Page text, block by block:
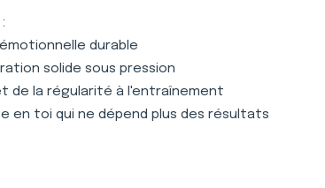
durable
solide sous pression
de la régularité à l'entraînement
en toi qui ne dépend plus des résultats